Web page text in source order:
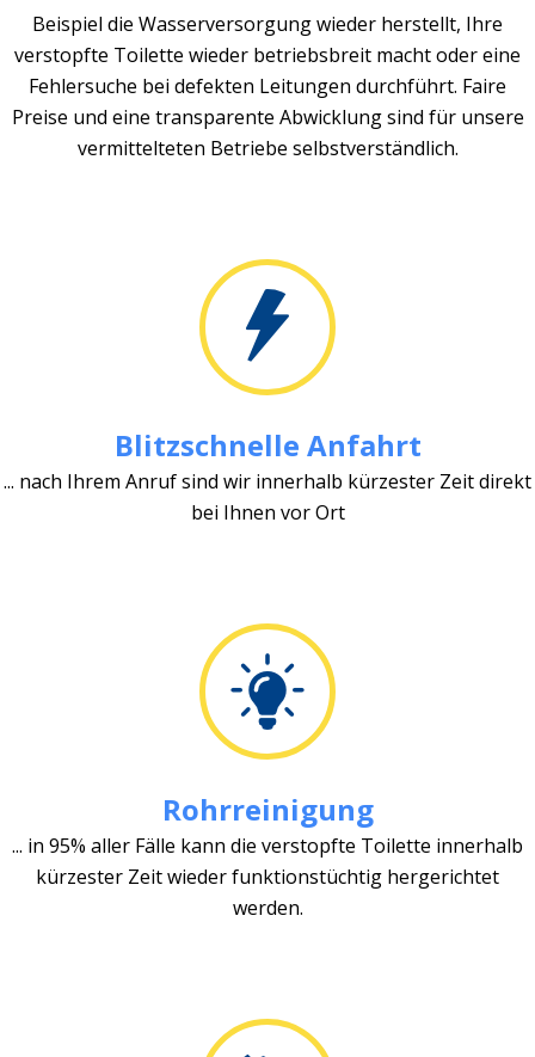
Beispiel die Wasserversorgung wieder herstellt, Ihre
verstopfte Toilette wieder betriebsbreit macht oder eine
Fehlersuche bei defekten Leitungen durchführt. Faire
Preise und eine transparente Abwicklung sind für unsere
vermittelteten Betriebe selbstverständlich.
Blitzschnelle Anfahrt
... nach Ihrem Anruf sind wir innerhalb kürzester Zeit direkt
bei Ihnen vor Ort
Rohrreinigung
... in 95% aller Fälle kann die verstopfte Toilette innerhalb
kürzester Zeit wieder funktionstüchtig hergerichtet
werden.